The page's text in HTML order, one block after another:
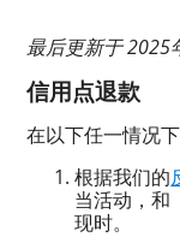
最后更新于 2025
信用点退款
在以下任一情况
根据我们的
当活动，和
现时。